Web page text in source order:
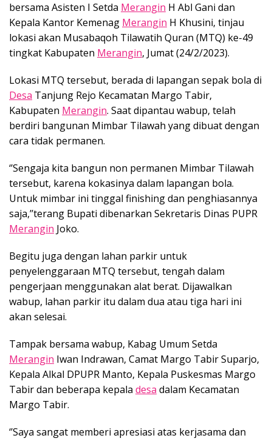
bersama Asisten I Setda Merangin H Abl Gani dan
Kepala Kantor Kemenag Merangin H Khusini, tinjau
lokasi akan Musabaqoh Tilawatih Quran (MTQ) ke-49
tingkat Kabupaten Merangin, Jumat (24/2/2023).
Lokasi MTQ tersebut, berada di lapangan sepak bola di
Desa Tanjung Rejo Kecamatan Margo Tabir,
Kabupaten Merangin. Saat dipantau wabup, telah
berdiri bangunan Mimbar Tilawah yang dibuat dengan
cara tidak permanen.
‘’Sengaja kita bangun non permanen Mimbar Tilawah
tersebut, karena kokasinya dalam lapangan bola.
Untuk mimbar ini tinggal finishing dan penghiasannya
saja,’’terang Bupati dibenarkan Sekretaris Dinas PUPR
Merangin Joko.
Begitu juga dengan lahan parkir untuk
penyelenggaraan MTQ tersebut, tengah dalam
pengerjaan menggunakan alat berat. Dijawalkan
wabup, lahan parkir itu dalam dua atau tiga hari ini
akan selesai.
Tampak bersama wabup, Kabag Umum Setda
Merangin Iwan Indrawan, Camat Margo Tabir Suparjo,
Kepala Alkal DPUPR Manto, Kepala Puskesmas Margo
Tabir dan beberapa kepala desa dalam Kecamatan
Margo Tabir.
‘’Saya sangat memberi apresiasi atas kerjasama dan